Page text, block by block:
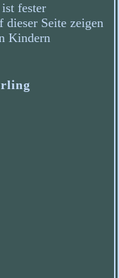
fester
dieser Seite zeigen
Kindern